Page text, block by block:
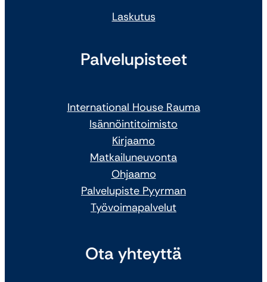
Laskutus
Palvelupisteet
International House Rauma
Isännöintitoimisto
Kirjaamo
Matkailuneuvonta
Ohjaamo
Palvelupiste Pyyrman
Työvoimapalvelut
Ota yhteyttä